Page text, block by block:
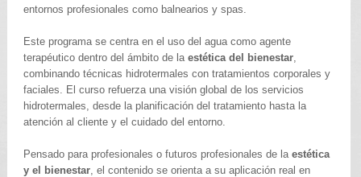
entornos profesionales como balnearios y spas.
Este programa se centra en el uso del agua como agente
terapéutico dentro del ámbito de la estética del bienestar,
combinando técnicas hidrotermales con tratamientos corporales y
faciales. El curso refuerza una visión global de los servicios
hidrotermales, desde la planificación del tratamiento hasta la
atención al cliente y el cuidado del entorno.
Pensado para profesionales o futuros profesionales de la estética
y el bienestar, el contenido se orienta a su aplicación real en